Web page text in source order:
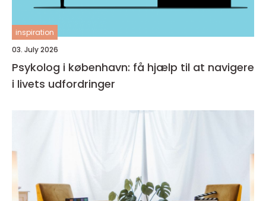
inspiration
03. July 2026
Psykolog i københavn: få hjælp til at navigere
i livets udfordringer